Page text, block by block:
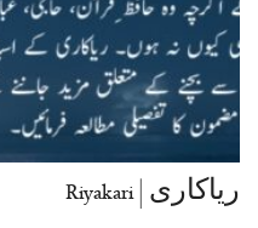
ریاکاری | Riyakari